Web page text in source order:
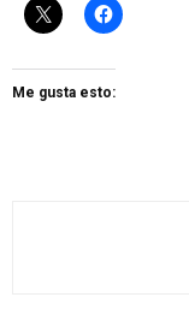
Me gusta esto: